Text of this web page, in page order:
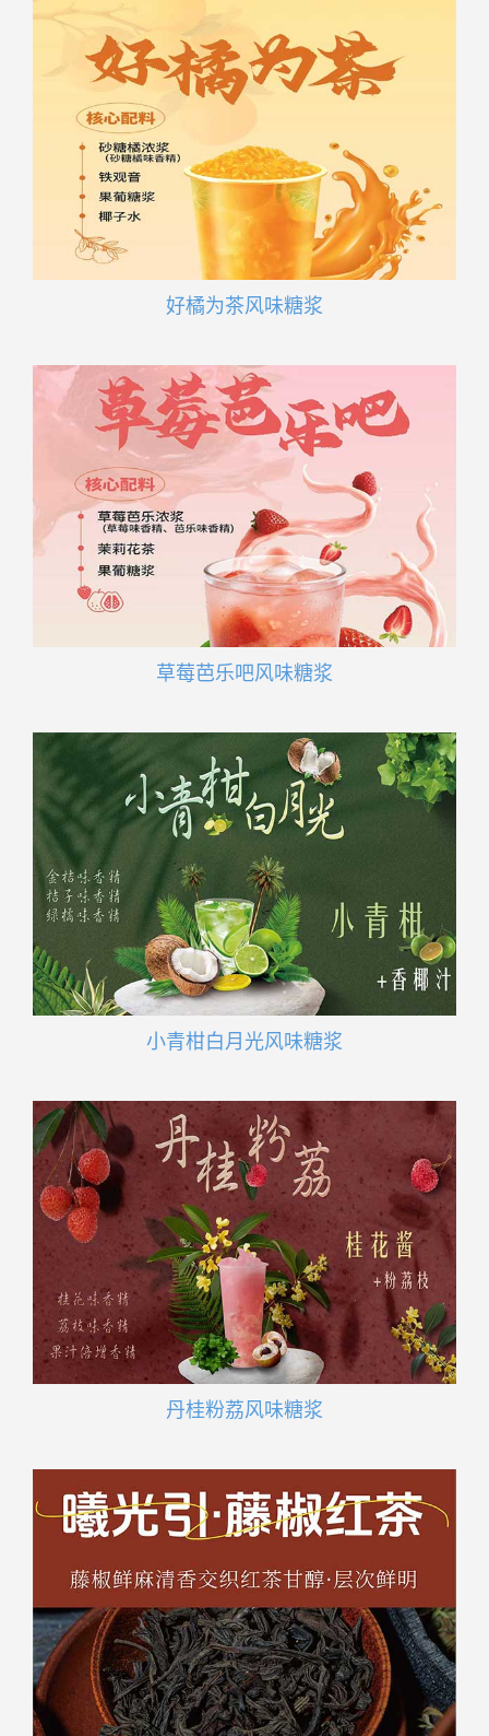
好橘为茶风味糖浆
草莓芭乐吧风味糖浆
小青柑白月光风味糖浆
丹桂粉荔风味糖浆